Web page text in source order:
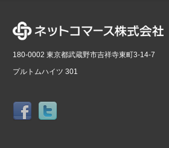
180-0002 東京都武蔵野市吉祥寺東町3-14-7
プルトムハイツ 301